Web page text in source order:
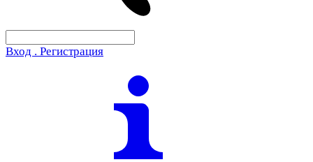
Вход . Регистрация